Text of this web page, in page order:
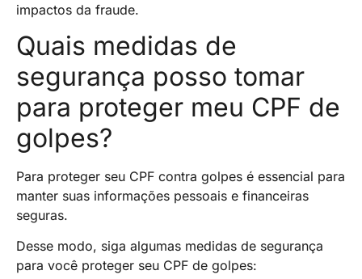
impactos da fraude.
Quais medidas de
segurança posso tomar
para proteger meu CPF de
golpes?
Para proteger seu CPF contra golpes é essencial para
manter suas informações pessoais e financeiras
seguras.
Desse modo, siga algumas medidas de segurança
para você proteger seu CPF de golpes: